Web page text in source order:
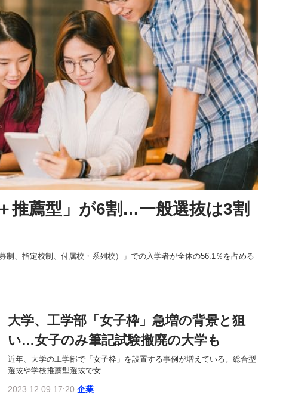
推薦型」が6割…一般選抜は3割
制、指定校制、付属校・系列校）」での入学者が全体の56.1％を占める
大学、工学部「女子枠」急増の背景と狙
い…女子のみ筆記試験撤廃の大学も
近年、大学の工学部で「女子枠」を設置する事例が増えている。総合型
選抜や学校推薦型選抜で女...
2023.12.09 17:20 企業